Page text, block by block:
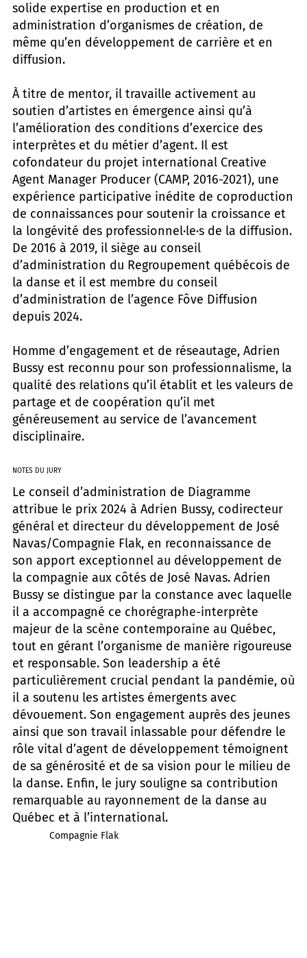
solide expertise en production et en
administration d’organismes de création, de
même qu’en développement de carrière et en
diffusion.
À titre de mentor, il travaille activement au
soutien d’artistes en émergence ainsi qu’à
l’amélioration des conditions d’exercice des
interprètes et du métier d’agent. Il est
cofondateur du projet international Creative
Agent Manager Producer (CAMP, 2016-2021), une
expérience participative inédite de coproduction
de connaissances pour soutenir la croissance et
la longévité des professionnel·le·s de la diffusion.
De 2016 à 2019, il siège au conseil
d’administration du Regroupement québécois de
la danse et il est membre du conseil
d’administration de l’agence Fôve Diffusion
depuis 2024.
Homme d’engagement et de réseautage, Adrien
Bussy est reconnu pour son professionnalisme, la
qualité des relations qu’il établit et les valeurs de
partage et de coopération qu’il met
généreusement au service de l’avancement
disciplinaire.
NOTES DU JURY
Le conseil d’administration de Diagramme
attribue le prix 2024 à Adrien Bussy, codirecteur
général et directeur du développement de José
Navas/Compagnie Flak, en reconnaissance de
son apport exceptionnel au développement de
la compagnie aux côtés de José Navas. Adrien
Bussy se distingue par la constance avec laquelle
il a accompagné ce chorégraphe-interprète
majeur de la scène contemporaine au Québec,
tout en gérant l’organisme de manière rigoureuse
et responsable. Son leadership a été
particulièrement crucial pendant la pandémie, où
il a soutenu les artistes émergents avec
dévouement. Son engagement auprès des jeunes
ainsi que son travail inlassable pour défendre le
rôle vital d’agent de développement témoignent
de sa générosité et de sa vision pour le milieu de
la danse. Enfin, le jury souligne sa contribution
remarquable au rayonnement de la danse au
Québec et à l’international.
Compagnie Flak